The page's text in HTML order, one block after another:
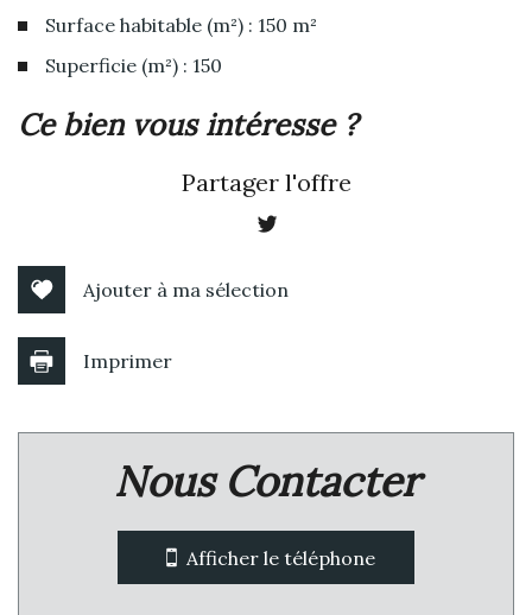
Surface habitable (m²) : 150 m²
Superficie (m²) : 150
la ville de narbonne (11100)
Leaflet|©JawgMaps|© OpenStreetMap
Collège
ce bien vous intéresse ?
Partager l'offre
Ajouter à ma sélection
Imprimer
Nous Contacter
Afficher le téléphone